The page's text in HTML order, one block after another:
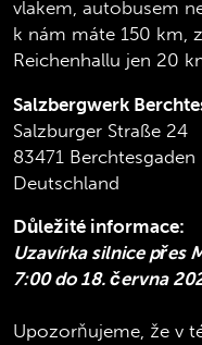
vlakem, autobusem
k nám máte 150 km,
Reichenhallu jen 20
Salzbergwerk
Salzburger Straße 24
83471 Berchtesgaden
Deutschland
Důležité informace:
Uzavírka silnice přes
7:00 do 18. června
Upozorňujeme, že v